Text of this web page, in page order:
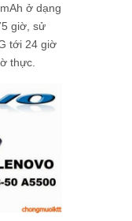
ở dạng
giờ, sử
tới 24 giờ
thực.